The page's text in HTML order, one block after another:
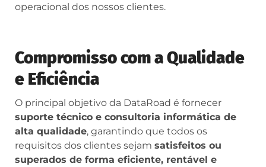
operacional dos nossos clientes.
Compromisso com a Qualidade
e Eficiência
O principal objetivo da DataRoad é fornecer
suporte técnico e consultoria informática de
alta qualidade, garantindo que todos os
requisitos dos clientes sejam satisfeitos ou
superados de forma eficiente, rentável e